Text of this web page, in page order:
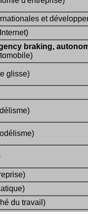
et
braking,
glisse)
du travail)